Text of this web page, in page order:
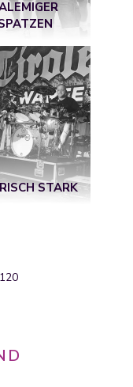
STARK
120